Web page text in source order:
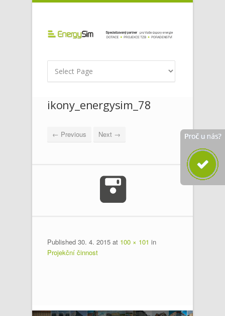
ikony_energysim_78
← Previous Next →
Published 30. 4. 2015 at 100 × 101 in
Projekční činnost